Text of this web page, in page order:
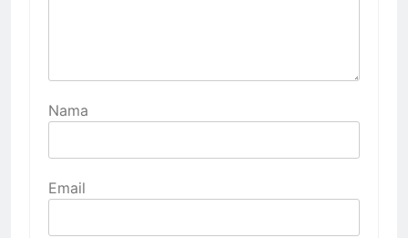
Nama
Email